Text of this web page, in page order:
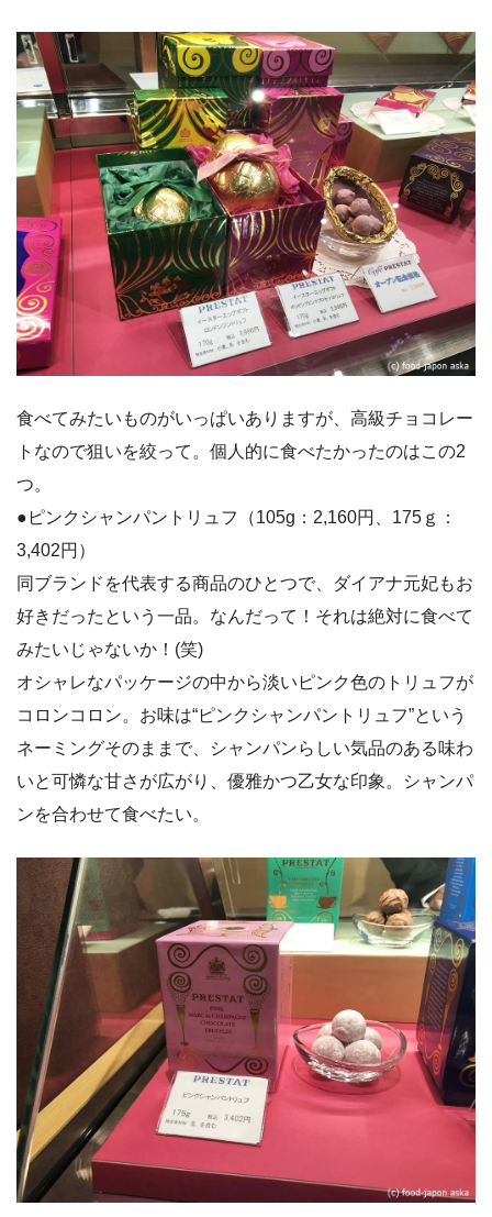
食べてみたいものがいっぱいありますが、高級チョコレー
トなので狙いを絞って。個人的に食べたかったのはこの2
つ。
●ピンクシャンパントリュフ（105g：2,160円、175ｇ：
3,402円）
同ブランドを代表する商品のひとつで、ダイアナ元妃もお
好きだったという一品。なんだって！それは絶対に食べて
みたいじゃないか！(笑)
オシャレなパッケージの中から淡いピンク色のトリュフが
コロンコロン。お味は“ピンクシャンパントリュフ”という
ネーミングそのままで、シャンパンらしい気品のある味わ
いと可憐な甘さが広がり、優雅かつ乙女な印象。シャンパ
ンを合わせて食べたい。